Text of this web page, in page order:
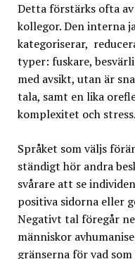
Detta förstärks ofta
kollegor. Den interna
kategoriserar,
typer: fuskare,
med avsikt, utan är
tala, samt en lika
komplexitet och stress.
Språket som väljs
ständigt hör andra
svårare att se
positiva sidorna eller
Negativt tal föregår
människor
gränserna för vad